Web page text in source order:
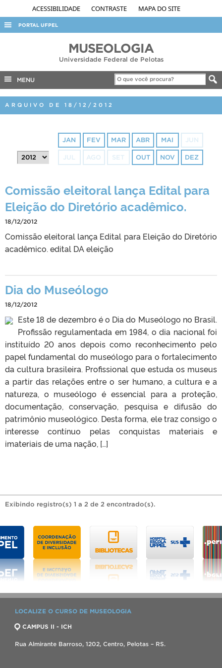
ACESSIBILIDADE CONTRASTE MAPA DO SITE
PORTAL UFPEL
PORTARIAS
MUSEOLOGIA
Universidade Federal de Pelotas
MENU
ARQUIVO DE 18/12/2012
JAN FEV MAR ABR MAI JUN
JUL AGO SET OUT NOV DEZ
Comissão eleitoral lança Edital para
Eleição do Diretório acadêmico.
18/12/2012
Comissão eleitoral lança Edital para Eleição do Diretório
acadêmico. edital DA eleição
Dia do Museólogo
18/12/2012
Este 18 de dezembro é o Dia do Museólogo no Brasil.
Profissão regulamentada em 1984, o dia nacional foi
instituído 20 anos depois como reconhecimento pelo
papel fundamental do museólogo para o fortalecimento
da cultura brasileira. Profissional que estuda os museus
a partir das relações entre o ser humano, a cultura e a
natureza, o museólogo é essencial para a proteção,
documentação, conservação, pesquisa e difusão do
patrimônio museológico. Desta forma, ele traz consigo o
interesse contínuo pelas conquistas materiais e
imateriais de uma nação, […]
Exibindo registro(s) 1 a 2 de 2 encontrado(s).
LOCALIZE O CURSO DE MUSEOLOGIA
CAMPUS II - ICH
Rua Almirante Barroso, 1202, Centro, Pelotas – RS.